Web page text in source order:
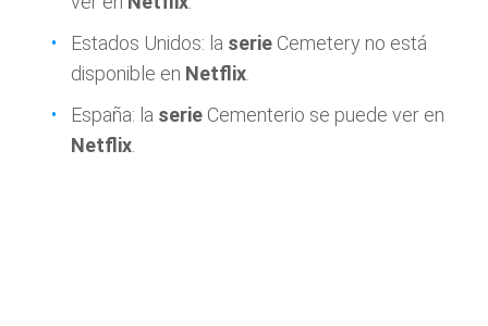
Estados Unidos: la serie Cemetery no está
disponible en Netflix
España: la serie Cementerio se puede ver en
Netflix